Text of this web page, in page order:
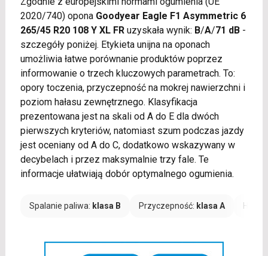
2020/740) opona Goodyear Eagle F1 Asymmetric 6
265/45 R20 108 Y XL FRuzyskała wynik: B/A/71 dB-
szczegóły poniżej. Etykieta unijna na oponach
umożliwia łatwe porównanie produktów poprzez
informowanie o trzech kluczowych parametrach. To:
opory toczenia, przyczepność na mokrej nawierzchni i
poziom hałasu zewnętrznego. Klasyfikacja
prezentowana jest na skali od A do E dla dwóch
pierwszych kryteriów, natomiast szum podczas jazdy
jest oceniany od A do C, dodatkowo wskazywany w
decybelach i przez maksymalnie trzy fale. Te
informacje ułatwiają dobór optymalnego ogumienia.
Spalanie paliwa: klasa B Przyczepność: klasa A Hałas: